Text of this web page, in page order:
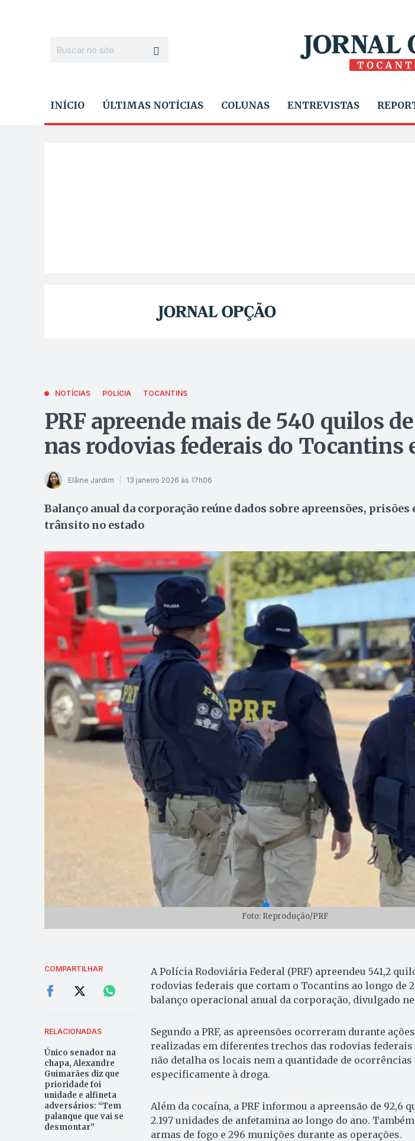
INÍCIO ÚLTIMAS NOTÍCIAS COLUNAS ENTREVISTAS
NOTÍCIAS POLÍCIA TOCANTINS
PRF apreende mais de 540 quilos
nas rodovias federais do Tocantins
Elâine Jardim 13 janeiro 2026 às 17h06
Balanço anual da corporação reúne dados sobre apreensões, prisões
trânsito no estado
Foto: Reprodução/PRF
COMPARTILHAR
RELACIONADAS
Único senador na
chapa, Alexandre
Guimarães diz que
prioridade foi
unidade e alfineta
adversários: “Tem
palanque que vai se
desmontar”
A Polícia Rodoviária Federal (PRF) apreendeu 541,2
rodovias federais que cortam o Tocantins ao longo de
balanço operacional anual da corporação, divulgado
Segundo a PRF, as apreensões ocorreram durante
realizadas em diferentes trechos das rodovias
não detalha os locais nem a quantidade de
especificamente à droga.
Além da cocaína, a PRF informou a apreensão de 92,6
2.197 unidades de anfetamina ao longo do ano.
armas de fogo e 296 munições durante as operações.